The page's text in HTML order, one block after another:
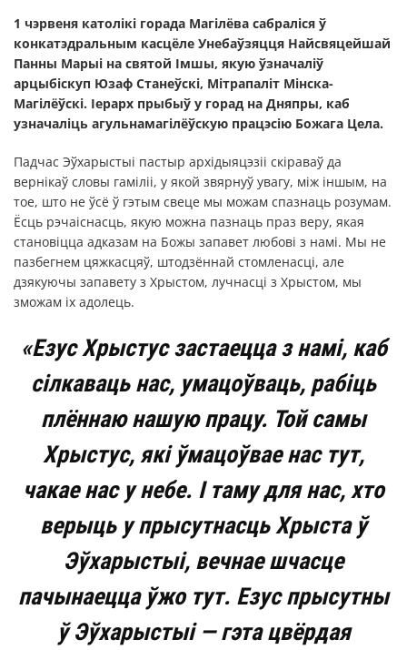
1 чэрвеня католікі горада Магілёва сабраліся ў
конкатэдральным касцёле Унебаўзяцця Найсвяцейшай
Панны Марыі на святой Імшы, якую ўзначаліў
арцыбіскуп Юзаф Станеўскі, Мітрапаліт Мінска-
Магілёўскі. Іерарх прыбыў у горад на Дняпры, каб
узначаліць агульнамагілёўскую працэсію Божага Цела.
Падчас Эўхарыстыі пастыр архідыяцэзіі скіраваў да
вернікаў словы гаміліі, у якой звярнуў увагу, між іншым, на
тое, што не ўсё ў гэтым свеце мы можам спазнаць розумам.
Ёсць рэчаіснасць, якую можна пазнаць праз веру, якая
становіцца адказам на Божы запавет любові з намі. Мы не
пазбегнем цяжкасцяў, штодзённай стомленасці, але
дзякуючы запавету з Хрыстом, лучнасці з Хрыстом, мы
зможам іх адолець.
«Езус Хрыстус застаецца з намі, каб
сілкаваць нас, умацоўваць, рабіць
плённаю нашую працу. Той самы
Хрыстус, які ўмацоўвае нас тут,
чакае нас у небе. І таму для нас, хто
верыць у прысутнасць Хрыста ў
Эўхарыстыі, вечнае шчасце
пачынаецца ўжо тут. Езус прысутны
ў Эўхарыстыі — гэта цвёрдая